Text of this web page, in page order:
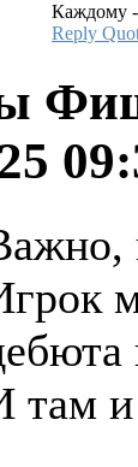
Каждому -
Reply
там